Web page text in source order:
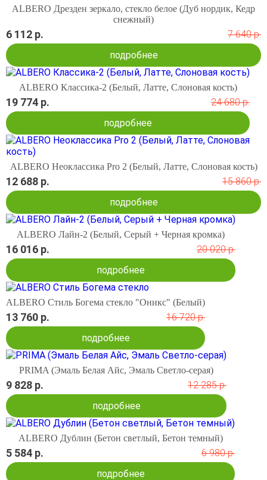
ALBERO Дрезден зеркало, стекло белое (Дуб нордик, Кедр
снежный)
6 112 р.
7 640 р.
подробнее
ALBERO Классика-2 (Белый, Латте, Слоновая кость)
19 774 р.
24 680 р.
подробнее
ALBERO Неоклассика Pro 2 (Белый, Латте, Слоновая кость)
12 688 р.
15 860 р.
подробнее
ALBERO Лайн-2 (Белый, Серый + Черная кромка)
16 016 р.
20 020 р.
подробнее
ALBERO Стиль Богема стекло "Оникс" (Белый)
13 760 р.
16 720 р.
подробнее
PRIMA (Эмаль Белая Айс, Эмаль Светло-серая)
9 828 р.
12 285 р.
подробнее
ALBERO Дублин (Бетон светлый, Бетон темный)
5 584 р.
6 980 р.
подробнее